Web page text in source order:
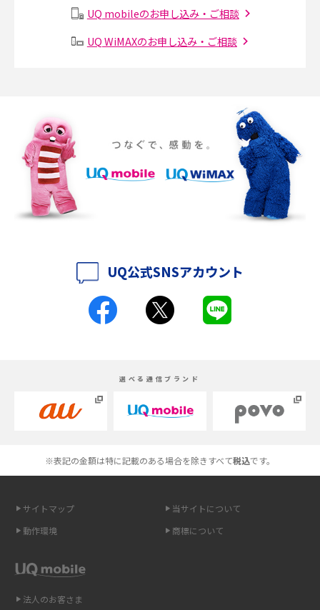
Instagram（インスタグラム）でスクショするとバレる？バレるケースや撮
iPhone 16eとiPhone SE（第3世代）の違いは？サイズやスペックを比較し
て解説
iPhone 16eとiPhone 14を徹底比較！スペック・機能の違いをわかりやすく
紹介
iPhone 16とiPhone 15の違いは？カメラ・スペック・機能を徹底比較
iPhoneの機種変更のやり方は？事前準備・手順やデータ移行方法をわかり
Androidスマホとは？特徴やメリット・デメリット、おススメ機種を紹介
高校生にスマホ制限は必要？所持率やメリット・デメリットを詳しく紹介
トを解説
スマホや携帯端末の通信速度制限とは？回避のコツや解除のタイミング・
UQ mobileのお申し込み・ご相談
UQ WiMAXのお申し込み・ご相談
UQ公式SNSアカウント
選べる通信ブランド
※表記の金額は特に記載のある場合を除きすべて税込です。
サイトマップ
当サイトについて
動作環境
商標について
法人のお客さま